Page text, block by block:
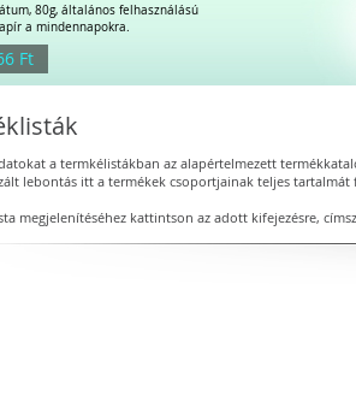
80g, általános felhasználású
a mindennapokra.
Ft
a termkélistákban az alapértelmezett
lebontás itt a termékek csoportjainak teljes
megjelenítéséhez kattintson az adott kifejezésre,